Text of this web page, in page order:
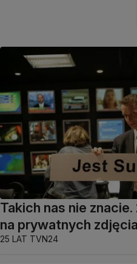
Takich nas nie
na prywatnych
25 LAT TVN24